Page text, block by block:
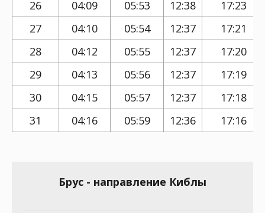
26 04:09 05:53 12:38
17:23
27
04:10 05:54 12:37
17:21
28
04:12 05:55 12:37
17:20
29
04:13 05:56 12:37
17:19
30
04:15 05:57 12:37
17:18
31
04:16 05:59 12:36 17:16
Брус - направление Киблы